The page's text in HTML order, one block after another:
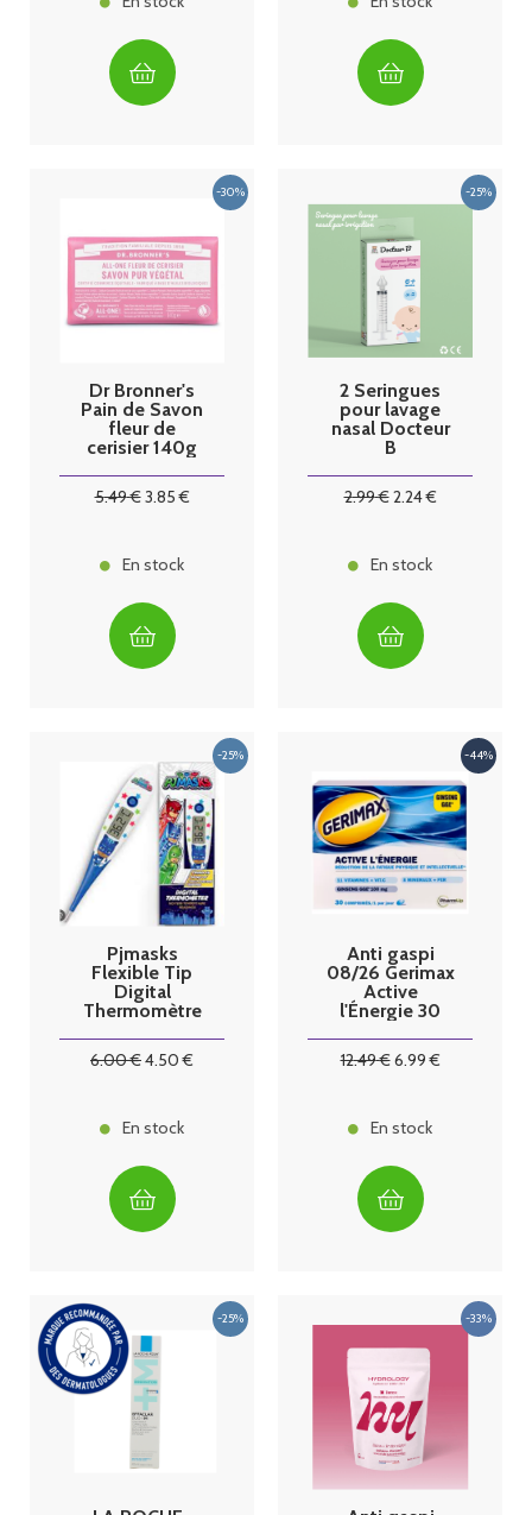
Dr Bronner's
Pain de Savon
fleur de
cerisier 140g
5.49€3.85€
En stock
2 Seringues
pour lavage
nasal Docteur
B
2.99€2.24€
En stock
Pjmasks
Flexible Tip
Digital
Thermomètre
6.00€4.50 €
En stock
Anti gaspi
08/26 Gerimax
Active
l'Énergie 30
12.49€6.99€
En stock